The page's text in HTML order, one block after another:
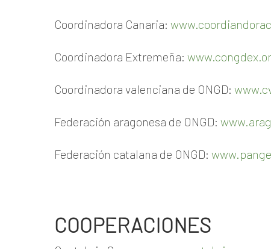
Coordinadora Canaria:
Coordinadora Extremeña:
Coordinadora valenciana de ONGD:
Federación aragonesa de ONGD:
Federación catalana de ONGD:
COOPERACIONES